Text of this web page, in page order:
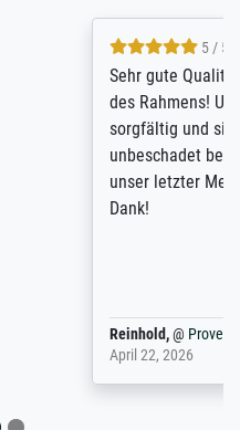
und
wurde sehr
so dass es
Es wird nicht
sein. Vielen